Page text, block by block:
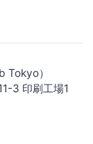
Tokyo）
3 印刷工場1